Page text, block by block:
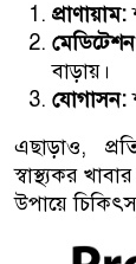
প্রাণায়াম:
বাড়ায়।
যোগাসন:
এছাড়াও,
স্বাস্থ্যকর
উপায়ে